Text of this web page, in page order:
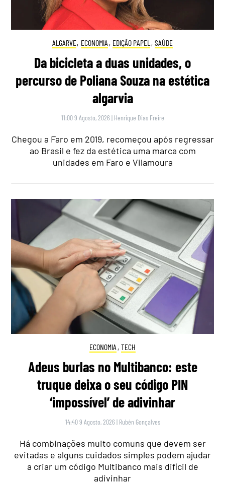
ALGARVE, ECONOMIA , EDIÇÃO PAPEL , SAÚDE
Da bicicleta a duas unidades, o
percurso de Poliana Souza na estética
algarvia
11:00 9 Agosto, 2026 | Henrique Dias Freire
Chegou a Faro em 2019, recomeçou após regressar
ao Brasil e fez da estética uma marca com
unidades em Faro e Vilamoura
ECONOMIA , TECH
Adeus burlas no Multibanco: este
truque deixa o seu código PIN
‘impossível’ de adivinhar
14:40 9 Agosto, 2026 | Rubén Gonçalves
Há combinações muito comuns que devem ser
evitadas e alguns cuidados simples podem ajudar
a criar um código Multibanco mais difícil de
adivinhar